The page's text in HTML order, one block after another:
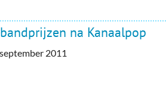
na Kanaalpop
2011